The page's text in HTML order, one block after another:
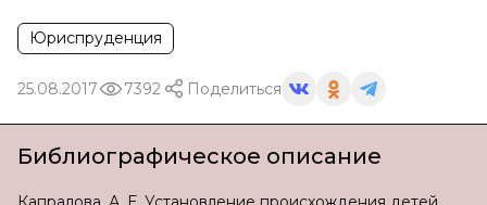
Юриспруденция
25.08.2017 7392 Поделиться
Библиографическое описание